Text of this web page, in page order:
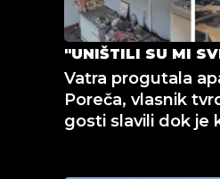
"UNIŠTILI SU MI
Vatra progutala
Poreča, vlasnik
gosti slavili dok je